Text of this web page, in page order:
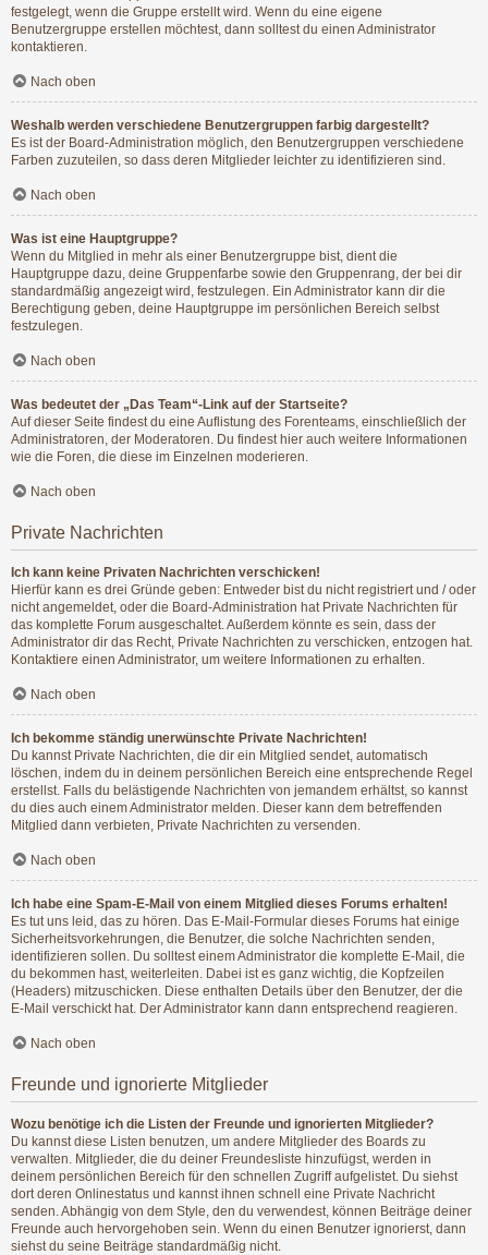
festgelegt, wenn die Gruppe erstellt wird. Wenn du eine eigene
Benutzergruppe erstellen möchtest, dann solltest du einen Administrator
kontaktieren.
Nach oben
Weshalb werden verschiedene Benutzergruppen farbig dargestellt?
Es ist der Board-Administration möglich, den Benutzergruppen verschiedene
Farben zuzuteilen, so dass deren Mitglieder leichter zu identifizieren sind.
Nach oben
Was ist eine Hauptgruppe?
Wenn du Mitglied in mehr als einer Benutzergruppe bist, dient die
Hauptgruppe dazu, deine Gruppenfarbe sowie den Gruppenrang, der bei dir
standardmäßig angezeigt wird, festzulegen. Ein Administrator kann dir die
Berechtigung geben, deine Hauptgruppe im persönlichen Bereich selbst
festzulegen.
Nach oben
Was bedeutet der „Das Team“-Link auf der Startseite?
Auf dieser Seite findest du eine Auflistung des Forenteams, einschließlich der
Administratoren, der Moderatoren. Du findest hier auch weitere Informationen
wie die Foren, die diese im Einzelnen moderieren.
Nach oben
Private Nachrichten
Ich kann keine Privaten Nachrichten verschicken!
Hierfür kann es drei Gründe geben: Entweder bist du nicht registriert und / oder
nicht angemeldet, oder die Board-Administration hat Private Nachrichten für
das komplette Forum ausgeschaltet. Außerdem könnte es sein, dass der
Administrator dir das Recht, Private Nachrichten zu verschicken, entzogen hat.
Kontaktiere einen Administrator, um weitere Informationen zu erhalten.
Nach oben
Ich bekomme ständig unerwünschte Private Nachrichten!
Du kannst Private Nachrichten, die dir ein Mitglied sendet, automatisch
löschen, indem du in deinem persönlichen Bereich eine entsprechende Regel
erstellst. Falls du belästigende Nachrichten von jemandem erhältst, so kannst
du dies auch einem Administrator melden. Dieser kann dem betreffenden
Mitglied dann verbieten, Private Nachrichten zu versenden.
Nach oben
Ich habe eine Spam-E-Mail von einem Mitglied dieses Forums erhalten!
Es tut uns leid, das zu hören. Das E-Mail-Formular dieses Forums hat einige
Sicherheitsvorkehrungen, die Benutzer, die solche Nachrichten senden,
identifizieren sollen. Du solltest einem Administrator die komplette E-Mail, die
du bekommen hast, weiterleiten. Dabei ist es ganz wichtig, die Kopfzeilen
(Headers) mitzuschicken. Diese enthalten Details über den Benutzer, der die
E-Mail verschickt hat. Der Administrator kann dann entsprechend reagieren.
Nach oben
Freunde und ignorierte Mitglieder
Wozu benötige ich die Listen der Freunde und ignorierten Mitglieder?
Du kannst diese Listen benutzen, um andere Mitglieder des Boards zu
verwalten. Mitglieder, die du deiner Freundesliste hinzufügst, werden in
deinem persönlichen Bereich für den schnellen Zugriff aufgelistet. Du siehst
dort deren Onlinestatus und kannst ihnen schnell eine Private Nachricht
senden. Abhängig von dem Style, den du verwendest, können Beiträge deiner
Freunde auch hervorgehoben sein. Wenn du einen Benutzer ignorierst, dann
siehst du seine Beiträge standardmäßig nicht.